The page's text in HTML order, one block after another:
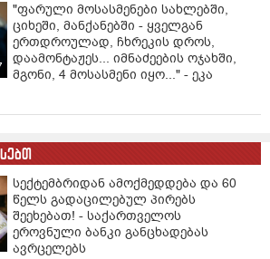
"ფარული მოსასმენები სახლებში,
ციხეში, მანქანებში - ყველგან
ერთდროულად, ჩხრეკის დროს,
დაამონტაჟეს... იმნაძეების ოჯახში,
მგონი, 4 მოსასმენი იყო..." - ეკა
სექტემბრიდან ამოქმედდება და 60
წელს გადაცილებულ პირებს
შეეხებათ! - საქართველოს
ეროვნული ბანკი განცხადებას
ავრცელებს